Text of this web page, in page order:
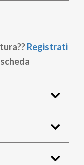
Registrati